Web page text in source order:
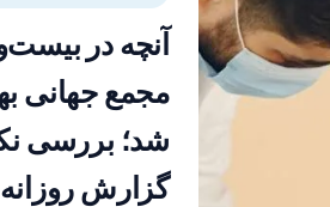
مجمع جهانی
شد؛ بررسی
گزارش روزانه WHO